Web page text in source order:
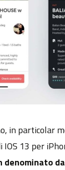
in particolar
IOS 13 per
denominato